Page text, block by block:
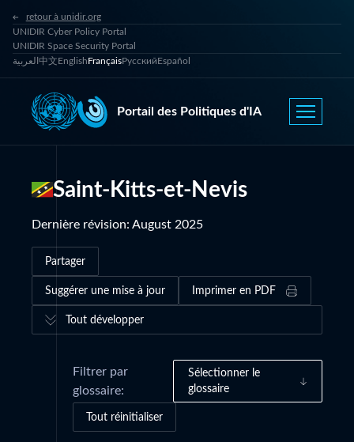
retour à unidir.org
UNIDIR Cyber Policy Portal
UNIDIR Space Security Portal
العربية 中文EnglishFrançaisРусскийEspañol
Portail des Politiques d'IA
Saint-Kitts-et-Nevis
Dernière révision: August 2025
Partager
Suggérer une mise à jour Imprimer en PDF
Tout développer
Filtrer par
glossaire:
Sélectionner le
glossaire
Tout réinitialiser